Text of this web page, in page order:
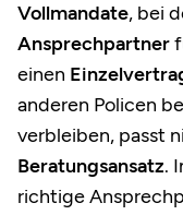
Vollmandate, bei
Ansprechpartner
einen
anderen Policen
verbleiben, passt
Beratungsansatz.
richtige